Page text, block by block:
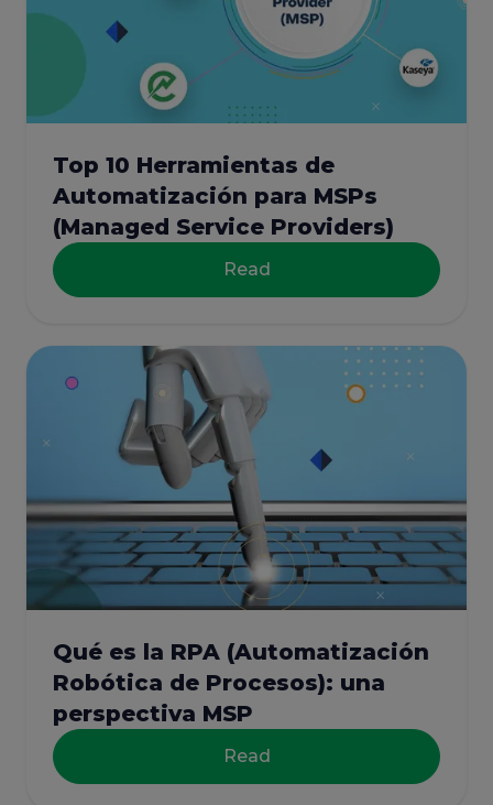
Top 10 Herramientas de
Automatización para MSPs
(Managed Service Providers)
Read
Qué es la RPA (Automatización
Robótica de Procesos): una
perspectiva MSP
Read